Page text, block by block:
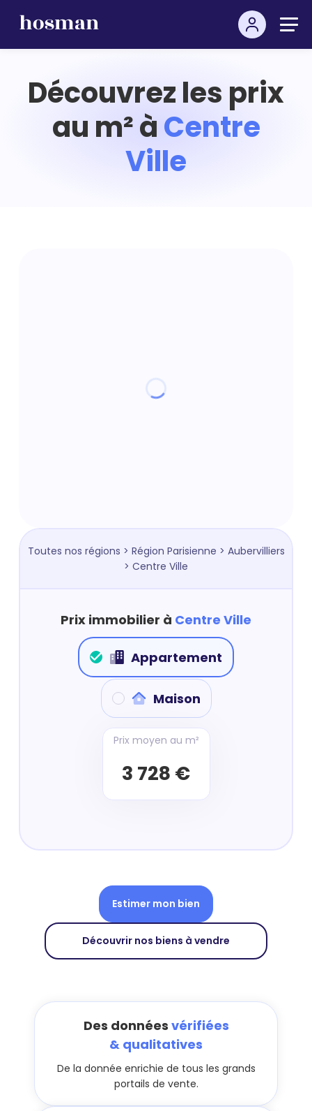
Découvrez les prix
au m² àCentre
Ville
Toutes nos régions > Région Parisienne > Aubervilliers
> Centre Ville
Prix immobilier à Centre Ville
Appartement
Maison
Prix moyen au m²
3 728 €
Estimer mon bien
Découvrir nos biens à vendre
Des données vérifiées
& qualitatives
De la donnée enrichie de tous les grands
portails de vente.